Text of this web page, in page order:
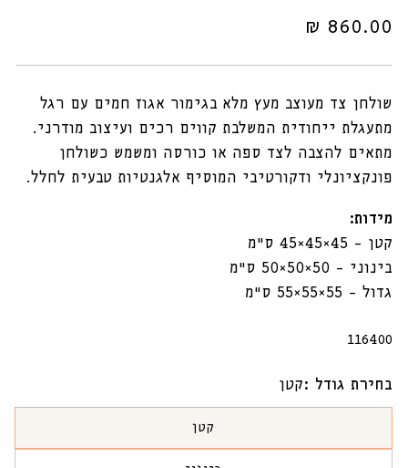
מחיר
860.00 ₪
שולחן צד מעוצב מעץ מלא בגימור אגוז חמים עם רגל
מתעגלת ייחודית המשלבת קווים רכים ועיצוב מודרני.
מתאים להצבה לצד ספה או כורסה ומשמש כשולחן
פונקציונלי ודקורטיבי המוסיף אלגנטיות טבעית לחלל.
מידות:
קטן – 45×45×45 ס״מ
בינוני – 50×50×50 ס״מ
גדול – 55×55×55 ס״מ
מק"ט:
116400
בחירת גודל : קטן
קטן